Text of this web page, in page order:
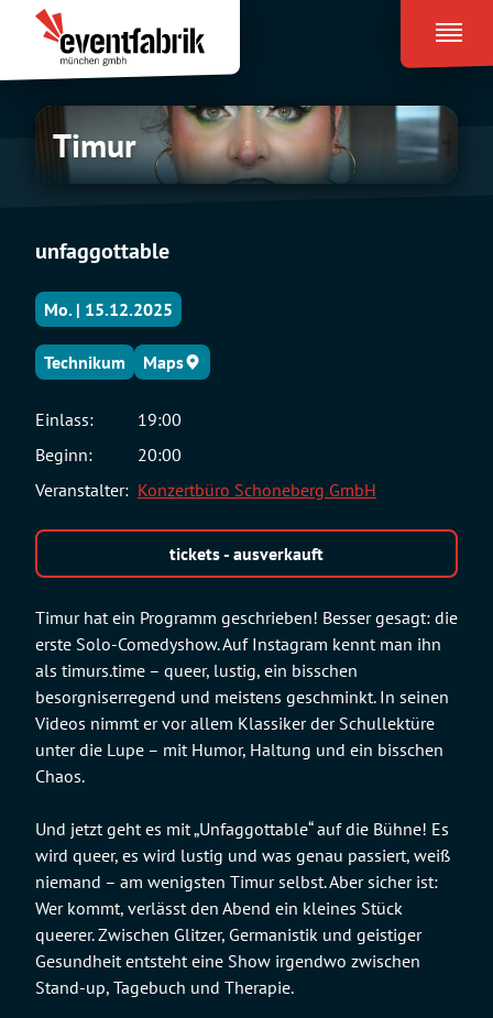
Inhalt
springen
Eventfabrik
München
Timur
Timur
unfaggottable
Timur hat ein Programm geschrieben! Besser gesagt: die
erste Solo-Comedyshow. Auf Instagram kennt man ihn
als timurs.time – queer, lustig, ein bisschen
besorgniserregend und meistens geschminkt. In seinen
Videos nimmt er vor allem Klassiker der Schullektüre
unter die Lupe – mit Humor, Haltung und ein bisschen
Chaos.
Und jetzt geht es mit „Unfaggottable“ auf die Bühne! Es
wird queer, es wird lustig und was genau passiert, weiß
niemand – am wenigsten Timur selbst. Aber sicher ist:
Wer kommt, verlässt den Abend ein kleines Stück
queerer. Zwischen Glitzer, Germanistik und geistiger
Gesundheit entsteht eine Show irgendwo zwischen
Stand-up, Tagebuch und Therapie.
Mo. | 15.12.2025
Technikum Maps
Einlass:
19:00
Beginn:
20:00
Veranstalter: Konzertbüro Schoneberg GmbH
tickets - ausverkauft